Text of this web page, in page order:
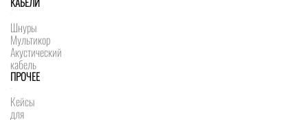
Шнуры
Мультикор
Акустический
кабель
ПРОЧЕЕ
Кейсы
для